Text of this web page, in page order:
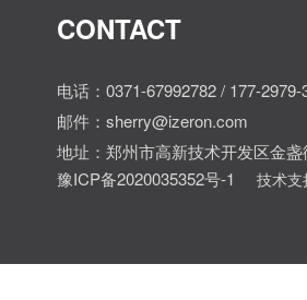
CONTACT
电话：0371-67992782 / 177-2979-
邮件：sherry@izeron.com
地址：郑州市高新技术开发区金
豫ICP备2020035352号-1
技术